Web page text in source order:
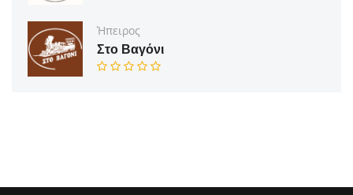
Ήπειρος
Στο Βαγόνι